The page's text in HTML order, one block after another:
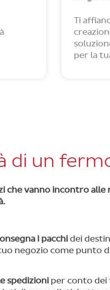
Ti
per la
di un
che vanno incontro alle
i pacchidei
negozio come punto
spedizioni per conto dei